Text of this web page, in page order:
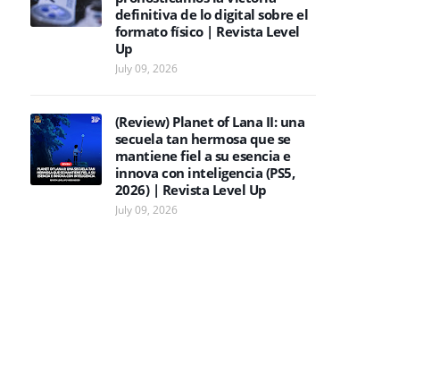
definitiva de lo digital sobre el
formato físico | Revista Level
Up
July 09, 2026
(Review) Planet of Lana II: una
secuela tan hermosa que se
mantiene fiel a su esencia e
innova con inteligencia (PS5,
2026) | Revista Level Up
July 09, 2026